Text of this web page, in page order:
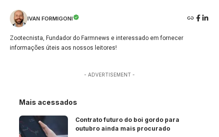
IVAN FORMIGONI
Zootecnista, Fundador do Farmnews e interessado em fornecer
informações úteis aos nossos leitores!
- ADVERTISEMENT -
Mais acessados
Contrato futuro do boi gordo para
outubro ainda mais procurado